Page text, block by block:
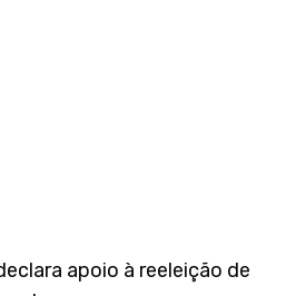
apoio à reeleição de